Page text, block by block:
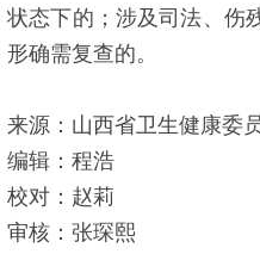
状态下的；涉及司法、伤
形确需复查的。
来源：山西省卫生健康委
编辑：程浩
校对：赵莉
审核：张琛熙